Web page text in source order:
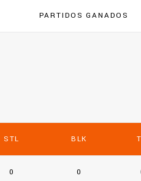
PARTIDOS GANADOS
STL BLK
0 0